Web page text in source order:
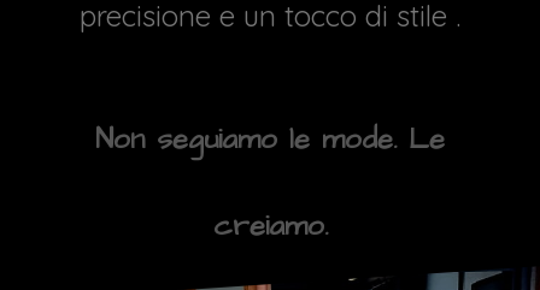
precisione e un tocco di stile .
Non seguiamo le mode. Le
creiamo.